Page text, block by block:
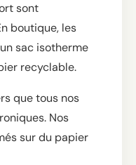
sont
boutique, les
sac isotherme
recyclable.
que tous nos
Nos
sur du papier